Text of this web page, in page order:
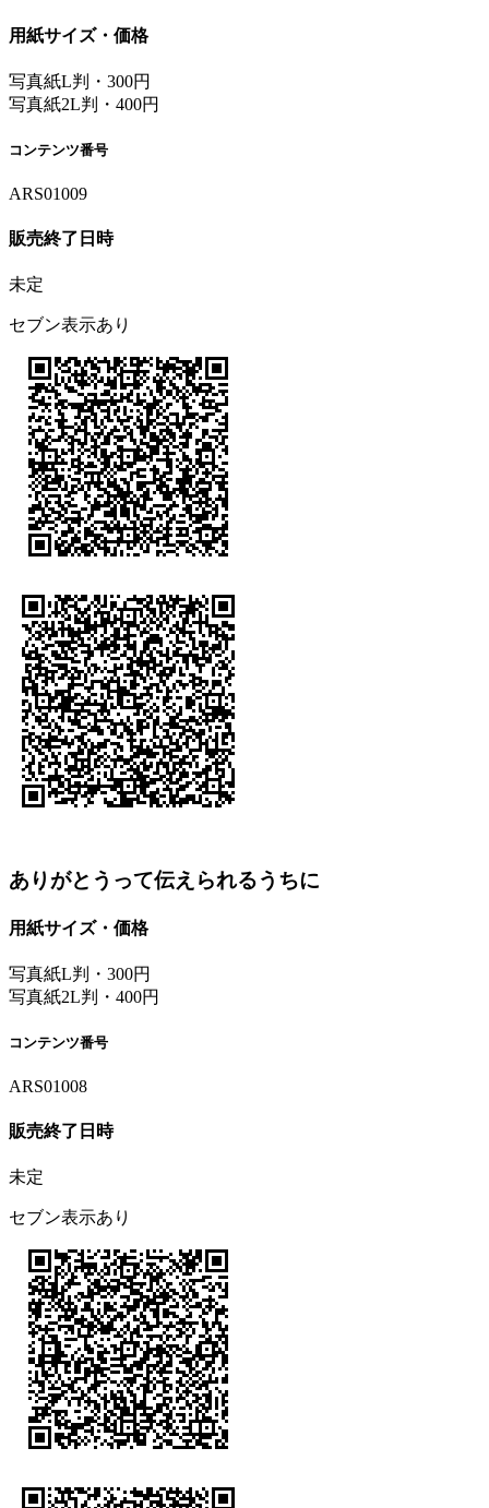
用紙サイズ・価格
写真紙L判・300円
写真紙2L判・400円
コンテンツ番号
ARS01009
販売終了日時
未定
セブン表示あり
ありがとうって伝えられるうちに
用紙サイズ・価格
写真紙L判・300円
写真紙2L判・400円
コンテンツ番号
ARS01008
販売終了日時
未定
セブン表示あり